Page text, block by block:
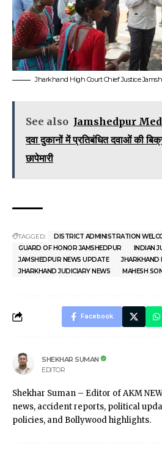
Jharkhand High Court Chief Justice
See also Jamshedpur
दवा दुकानों में प्रतिबंधित दवाओं की
छापेमारी
TAGGED:
DISTRICT ADMINISTRATION
GUARD OF HONOR JAMSHEDPUR
INDIAN
JAMSHEDPUR NEWS UPDATE
JHARKHAND
JHARKHAND JUDICIARY NEWS
MAHESH
Facebook
SHEKHAR SUMAN
EDITOR
Shekhar Suman – Editor of AKM
news, accident reports, political
policies, and Bollywood highlights.